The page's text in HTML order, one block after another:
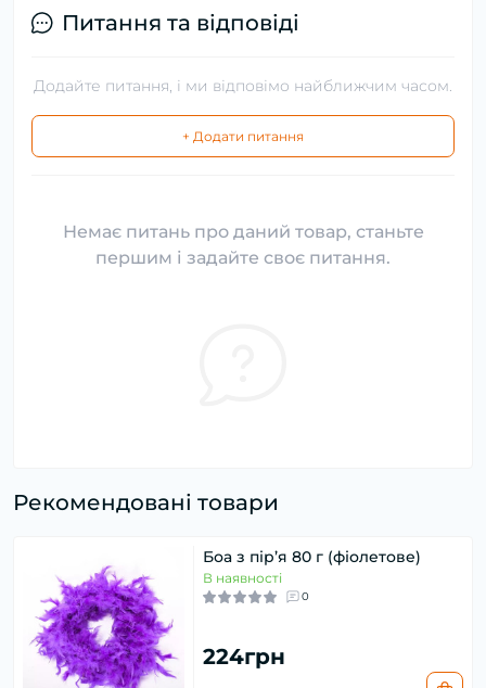
Питання та відповіді
Додайте питання, і ми відповімо найближчим часом.
+ Додати питання
Немає питань про даний товар, станьте
першим і задайте своє питання.
Рекомендовані товари
Боа з пір’я 80 г (фіолетове)
В наявності
0
224грн